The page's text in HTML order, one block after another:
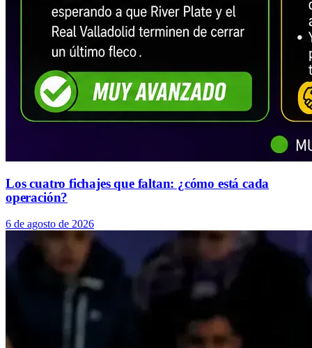
Los cuatro fichajes que faltan: ¿cómo está cada
operación?
6 de agosto de 2026